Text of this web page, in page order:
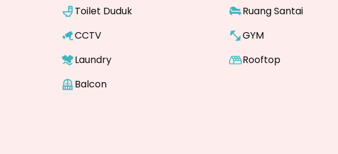
Toilet Duduk
Ruang Santai
CCTV
GYM
Laundry
Rooftop
Balcon